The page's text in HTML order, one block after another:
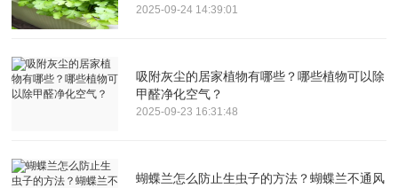
2025-09-24 14:39:01
吸附灰尘的居家植物有哪些？哪些植物可以除
甲醛净化空气？
2025-09-23 16:31:48
蝴蝶兰怎么防止生虫子的方法？蝴蝶兰不通风